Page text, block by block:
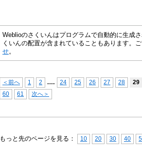
Weblioのさくいんはプログラムで自動的に生成
くいんの配置が含まれていることもあります。ご
せ。
＜前へ 1 2 .... 24 25 26 27 28 29
60 61 次へ＞
もっと先のページを見る： 10 20 30 40